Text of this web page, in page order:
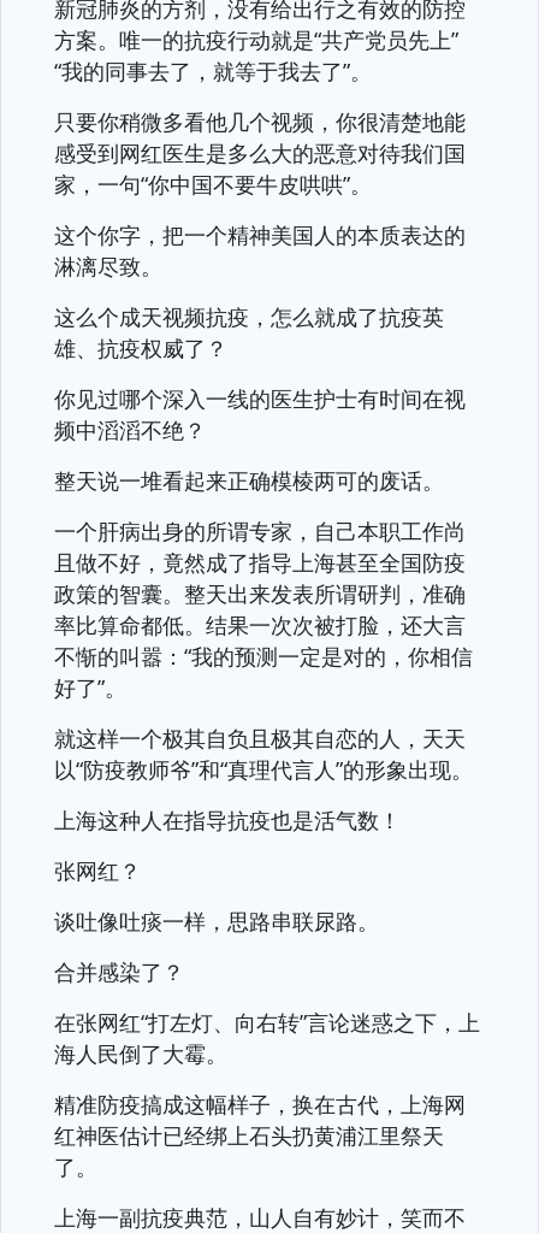
新冠肺炎的方剂，没有给出行之有效的防控
方案。唯一的抗疫行动就是“共产党员先上”
“我的同事去了，就等于我去了”。
只要你稍微多看他几个视频，你很清楚地能
感受到网红医生是多么大的恶意对待我们国
家，一句“你中国不要牛皮哄哄”。
这个你字，把一个精神美国人的本质表达的
淋漓尽致。
这么个成天视频抗疫，怎么就成了抗疫英
雄、抗疫权威了？
你见过哪个深入一线的医生护士有时间在视
频中滔滔不绝？
整天说一堆看起来正确模棱两可的废话。
一个肝病出身的所谓专家，自己本职工作尚
且做不好，竟然成了指导上海甚至全国防疫
政策的智囊。整天出来发表所谓研判，准确
率比算命都低。结果一次次被打脸，还大言
不惭的叫嚣：“我的预测一定是对的，你相信
好了”。
就这样一个极其自负且极其自恋的人，天天
以“防疫教师爷”和“真理代言人”的形象出现。
上海这种人在指导抗疫也是活气数！
张网红？
谈吐像吐痰一样，思路串联尿路。
合并感染了？
在张网红“打左灯、向右转”言论迷惑之下，上
海人民倒了大霉。
精准防疫搞成这幅样子，换在古代，上海网
红神医估计已经绑上石头扔黄浦江里祭天
了。
上海一副抗疫典范，山人自有妙计，笑而不